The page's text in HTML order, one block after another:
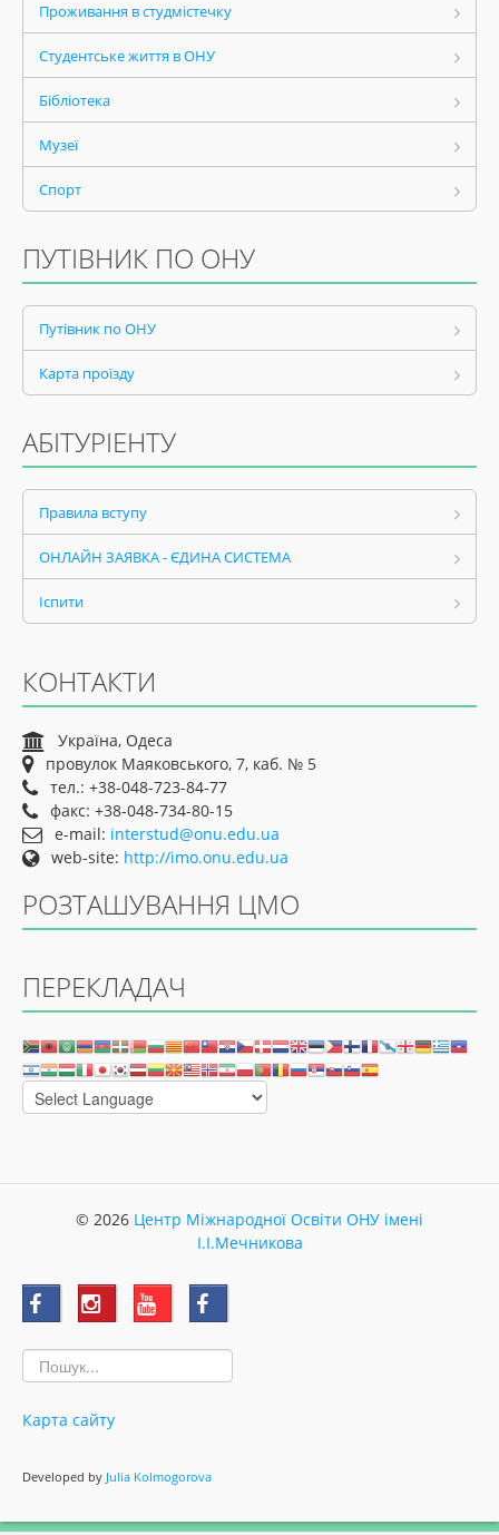
Проживання в студмістечку
Студентське життя в ОНУ
Бібліотека
Музеї
Спорт
ПУТІВНИК ПО ОНУ
Путівник по ОНУ
Карта проїзду
АБІТУРІЕНТУ
Правила вступу
ОНЛАЙН ЗАЯВКА - ЄДИНА СИСТЕМА
Іспити
КОНТАКТИ
Україна, Одеса
провулок Маяковського, 7, каб. № 5
тел.: +38-048-723-84-77
факс: +38-048-734-80-15
e-mail: interstud@onu.edu.ua
web-site: http://imo.onu.edu.ua
РОЗТАШУВАННЯ ЦМО
ПЕРЕКЛАДАЧ
© 2026 Центр Міжнародної Освіти ОНУ імені
І.І.Мечникова
Карта сайту
Developed by Julia Kolmogorova